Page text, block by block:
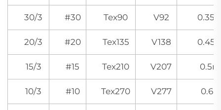
30/3 #30 Tex90 V92
20/3 #20 Tex135 V138
15/3 #15 Tex210 V207
10/3 #10 Tex270 V277